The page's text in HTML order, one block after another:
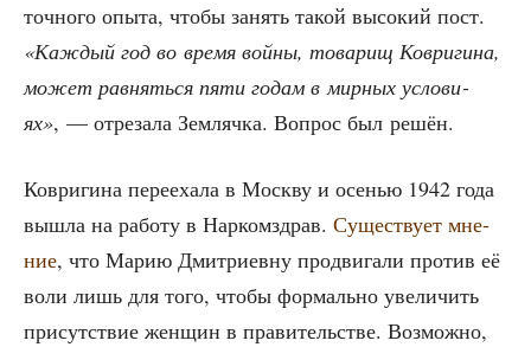
точ­но­го опы­та, что­бы занять такой высо­кий пост.
«Каж­дый год во вре­мя вой­ны, това­рищ Коври­ги­на,
может рав­нять­ся пяти годам в мир­ных усло­ви­
ях», — отре­за­ла Зем­ляч­ка. Вопрос был решён.
Коври­ги­на пере­еха­ла в Моск­ву и осе­нью 1942 года
вышла на рабо­ту в Нар­ком­здрав. Суще­ству­ет мне­
ние, что Марию Дмит­ри­ев­ну про­дви­га­ли про­тив её
воли лишь для того, что­бы фор­маль­но уве­ли­чить
при­сут­ствие жен­щин в пра­ви­тель­стве. Воз­мож­но,